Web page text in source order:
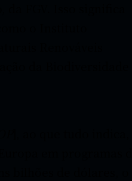
FGV. Isso significa
o Instituto
Renováveis
da Biodiversidade
em programas de
bilhões de dólares, o